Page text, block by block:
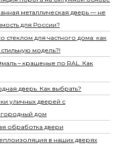
металлическая дверь — не
для России?
стеклом для частного дома: как
модель?!
– крашеные по RAL. Как
дверь. Как выбрать?
уличных дверей с
дом
обработка двери
в наших дверях